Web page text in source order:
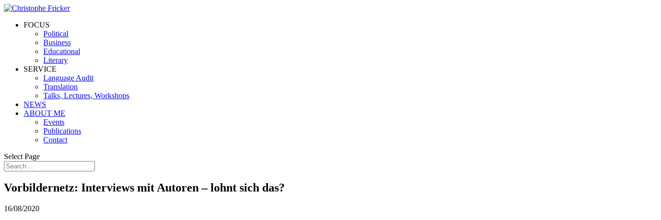
FOCUS
Political
Business
Educational
Literary
SERVICE
Language Audit
Translation
Talks, Lectures, Workshops
NEWS
ABOUT ME
Events
Publications
Contact
Select Page
Vorbildernetz: Interviews mit Autoren – lohnt sich das?
16/08/2020